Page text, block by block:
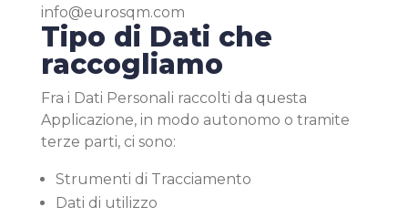
info@eurosqm.com
Tipo di Dati che
raccogliamo
Fra i Dati Personali raccolti da questa
Applicazione, in modo autonomo o tramite
terze parti, ci sono:
Strumenti di Tracciamento
Dati di utilizzo